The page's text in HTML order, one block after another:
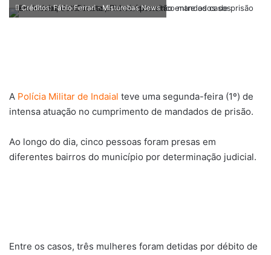
Créditos: Fábio Ferrari - Misturebas News
A Polícia Militar de Indaial teve uma segunda-feira (1º) de
intensa atuação no cumprimento de mandados de prisão.
Ao longo do dia, cinco pessoas foram presas em
diferentes bairros do município por determinação judicial.
Entre os casos, três mulheres foram detidas por débito de